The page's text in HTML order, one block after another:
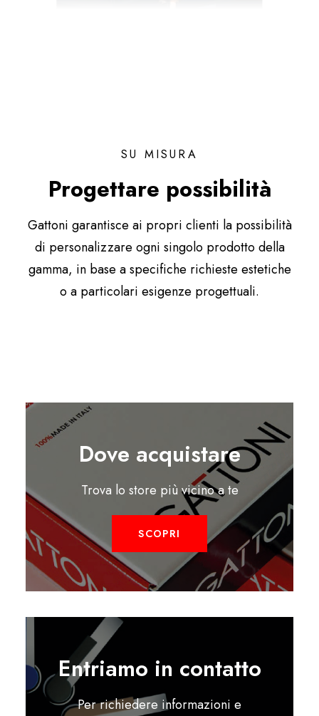
SU MISURA
Progettare possibilità
Gattoni garantisce ai propri clienti la possibilità
di personalizzare ogni singolo prodotto della
gamma, in base a specifiche richieste estetiche
o a particolari esigenze progettuali.
Dove acquistare
Trova lo store più vicino a te
SCOPRI
Entriamo in contatto
Per richiedere informazioni e